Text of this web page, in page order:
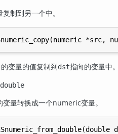
制到另一个中。
变量的值复制到dst指向的变量中
量转换成一个numeric变量。